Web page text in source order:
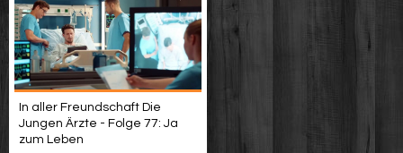
In aller Freundschaft Die
Jungen Ärzte - Folge 77: Ja
zum Leben